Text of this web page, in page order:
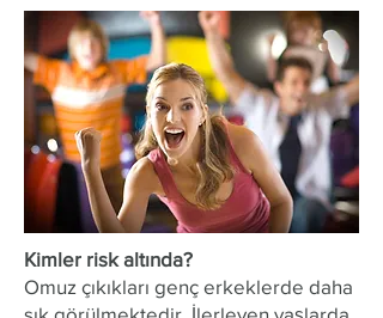
Kimler risk altında?
​Omuz çıkıkları genç erkeklerde daha